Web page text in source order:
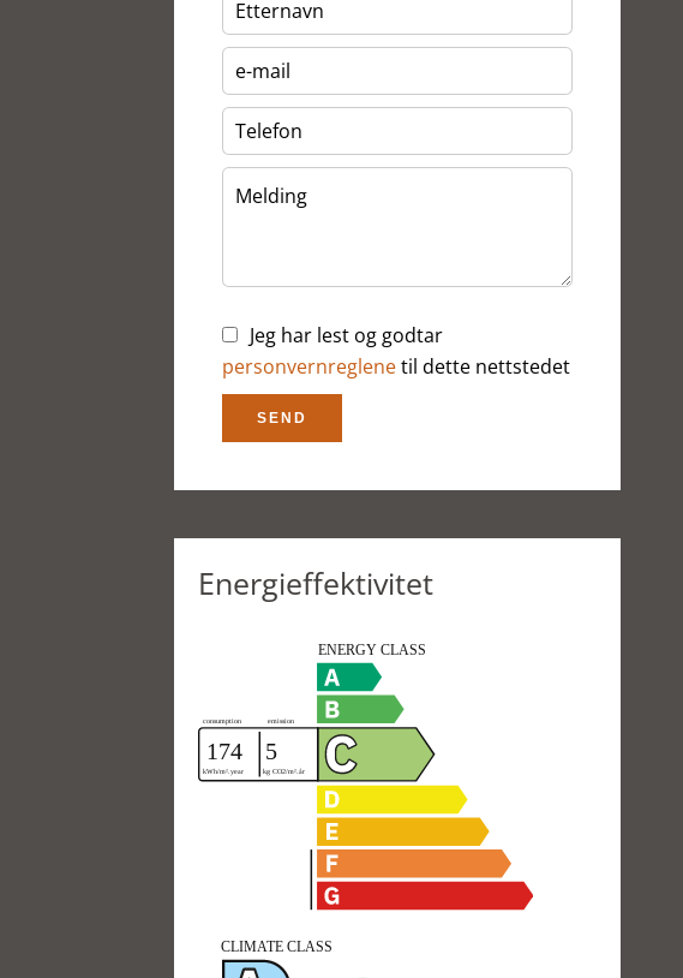
Jeg har lest og godtar
personvernreglenetil dette nettstedet
SEND
Energieffektivitet